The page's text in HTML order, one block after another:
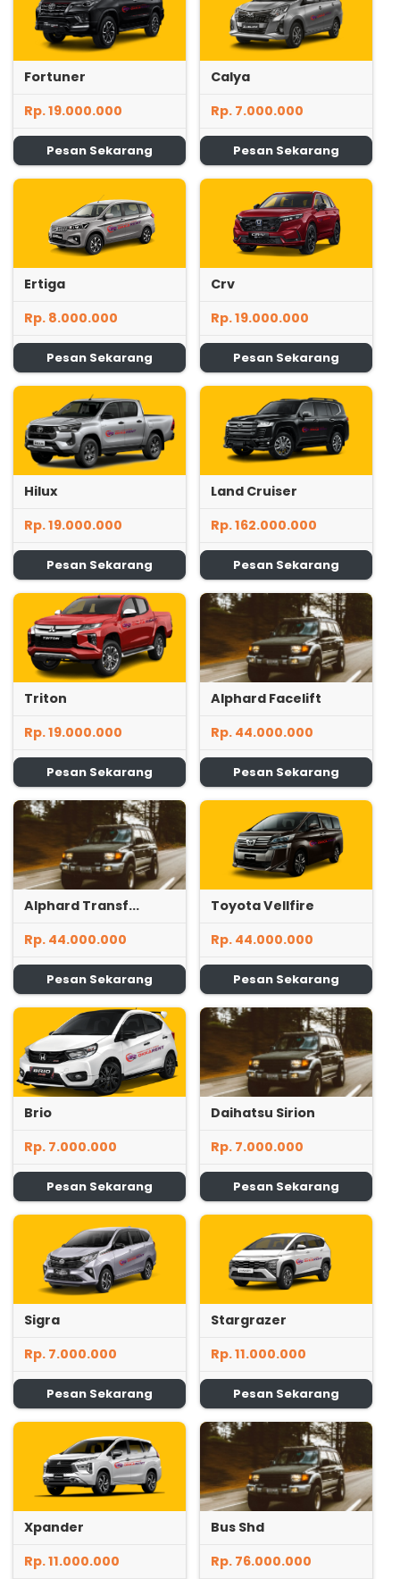
Fortuner
Rp. 19.000.000
Pesan Sekarang
Calya
Rp. 7.000.000
Pesan Sekarang
Ertiga
Rp. 8.000.000
Pesan Sekarang
Crv
Rp. 19.000.000
Pesan Sekarang
Hilux
Rp. 19.000.000
Pesan Sekarang
Land Cruiser
Rp. 162.000.000
Pesan Sekarang
Triton
Rp. 19.000.000
Pesan Sekarang
Alphard Facelift
Rp. 44.000.000
Pesan Sekarang
Alphard Transf...
Rp. 44.000.000
Pesan Sekarang
Toyota Vellfire
Rp. 44.000.000
Pesan Sekarang
Brio
Rp. 7.000.000
Pesan Sekarang
Daihatsu Sirion
Rp. 7.000.000
Pesan Sekarang
Sigra
Rp. 7.000.000
Pesan Sekarang
Stargrazer
Rp. 11.000.000
Pesan Sekarang
Xpander
Rp. 11.000.000
Bus Shd
Rp. 76.000.000